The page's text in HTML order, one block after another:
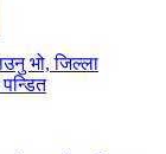
भो, जिल्ला